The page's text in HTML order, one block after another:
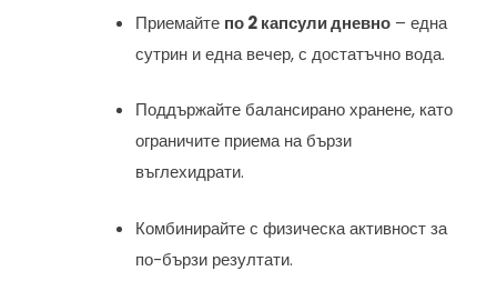
Приемайте по 2 капсули дневно – една
сутрин и една вечер, с достатъчно вода.
Поддържайте балансирано хранене, като
ограничите приема на бързи
въглехидрати.
Комбинирайте с физическа активност за
по-бързи резултати.